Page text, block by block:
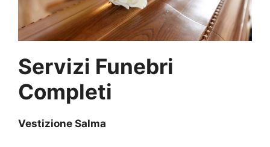
Servizi Funebri
Completi
Vestizione Salma